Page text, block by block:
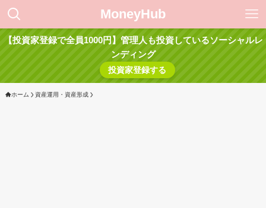
MoneyHub
【投資家登録で全員1000円】管理人も投資しているソーシャルレ
ンディング
投資家登録する
ホーム 資産運用・資産形成